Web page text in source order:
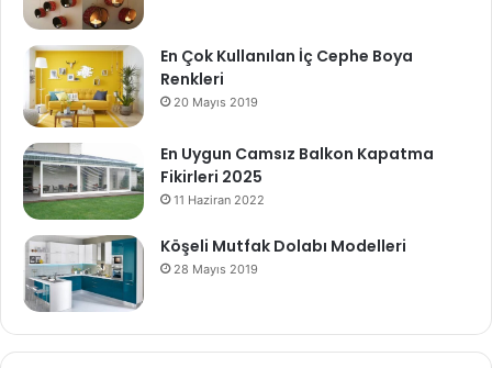
En Çok Kullanılan İç Cephe Boya
Renkleri
20 Mayıs 2019
En Uygun Camsız Balkon Kapatma
Fikirleri 2025
11 Haziran 2022
Köşeli Mutfak Dolabı Modelleri
28 Mayıs 2019